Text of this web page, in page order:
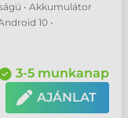
• Akkumulátor
10 •
3-5 munkanap
AJÁNLAT